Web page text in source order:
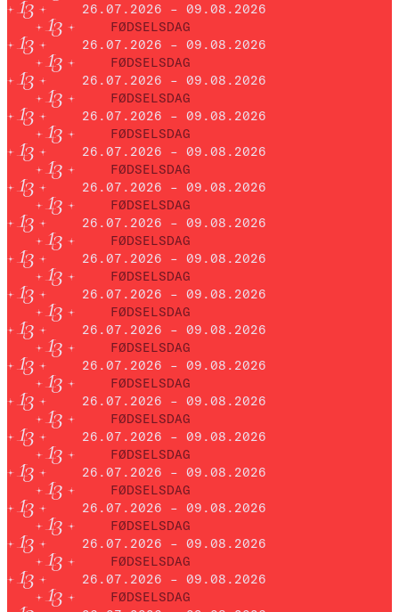
26.07.2026 – 09.08.2026
FØDSELSDAG
26.07.2026 – 09.08.2026
FØDSELSDAG
26.07.2026 – 09.08.2026
FØDSELSDAG
26.07.2026 – 09.08.2026
FØDSELSDAG
26.07.2026 – 09.08.2026
FØDSELSDAG
26.07.2026 – 09.08.2026
FØDSELSDAG
26.07.2026 – 09.08.2026
FØDSELSDAG
26.07.2026 – 09.08.2026
FØDSELSDAG
26.07.2026 – 09.08.2026
FØDSELSDAG
26.07.2026 – 09.08.2026
FØDSELSDAG
26.07.2026 – 09.08.2026
FØDSELSDAG
26.07.2026 – 09.08.2026
FØDSELSDAG
26.07.2026 – 09.08.2026
FØDSELSDAG
26.07.2026 – 09.08.2026
FØDSELSDAG
26.07.2026 – 09.08.2026
FØDSELSDAG
26.07.2026 – 09.08.2026
FØDSELSDAG
26.07.2026 – 09.08.2026
FØDSELSDAG